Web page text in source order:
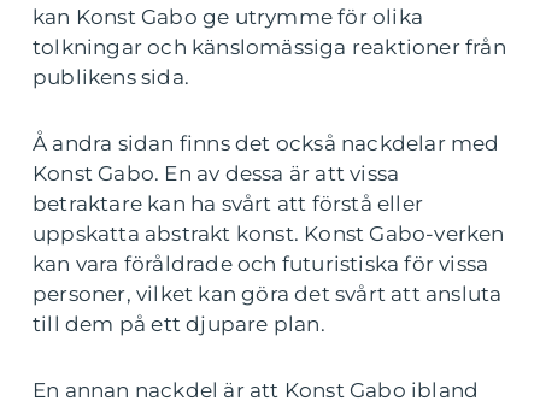
kan Konst Gabo ge utrymme för olika
tolkningar och känslomässiga reaktioner från
publikens sida.
Å andra sidan finns det också nackdelar med
Konst Gabo. En av dessa är att vissa
betraktare kan ha svårt att förstå eller
uppskatta abstrakt konst. Konst Gabo-verken
kan vara föråldrade och futuristiska för vissa
personer, vilket kan göra det svårt att ansluta
till dem på ett djupare plan.
En annan nackdel är att Konst Gabo ibland